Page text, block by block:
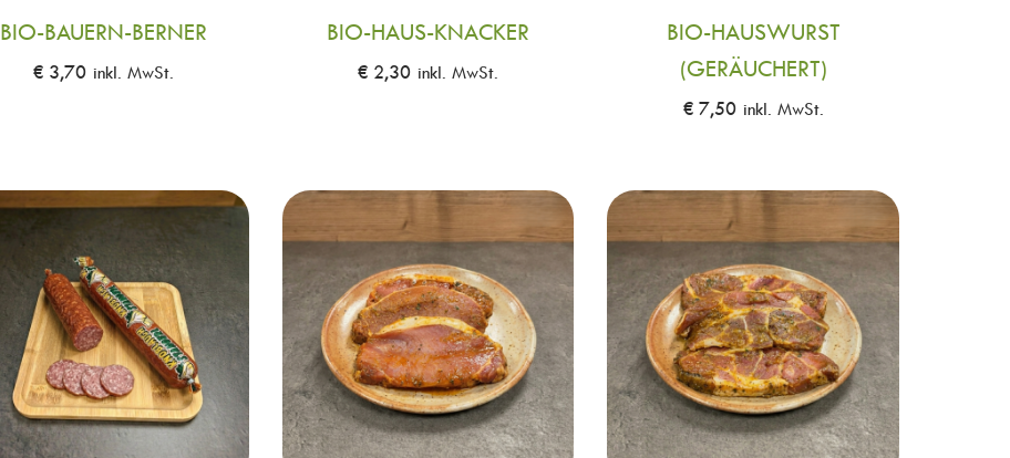
BIO-BAUERN-BERNER
€3,70 inkl. MwSt.
BIO-HAUS-KNACKER
€ 2,30 inkl. MwSt.
BIO-HAUSWURST
(GERÄUCHERT)
€7,50 inkl. MwSt.